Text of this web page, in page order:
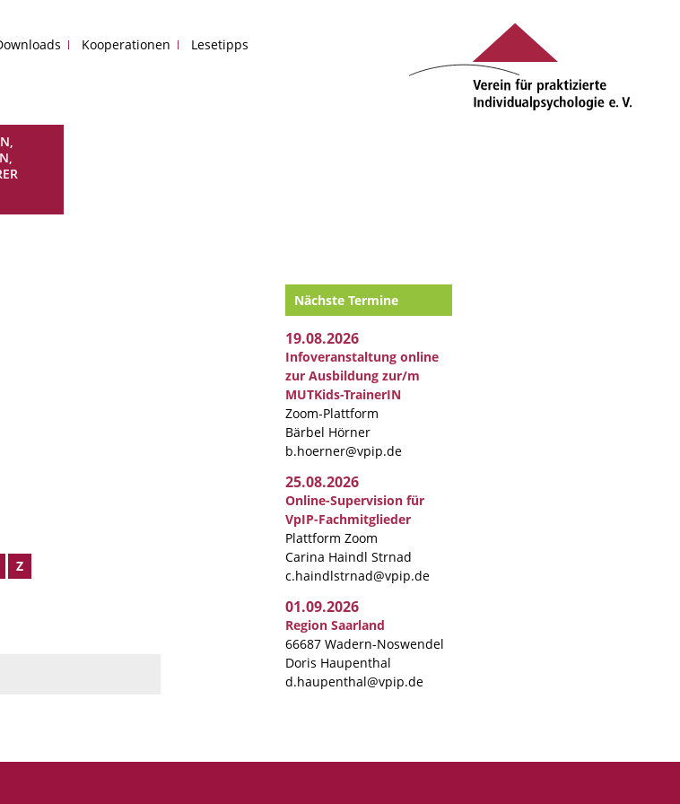
Kooperationen Lesetipps
Z
Nächste Termine
19.08.2026
Infoveranstaltung online
zur Ausbildung zur/m
MUTKids-TrainerIN
Zoom-Plattform
Bärbel Hörner
b.hoerner@vpip.de
25.08.2026
Online-Supervision für
VpIP-Fachmitglieder
Plattform Zoom
Carina Haindl Strnad
c.haindlstrnad@vpip.de
01.09.2026
Region Saarland
66687 Wadern-Noswendel
Doris Haupenthal
d.haupenthal@vpip.de